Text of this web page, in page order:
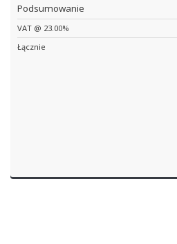
Podsumowanie
VAT @ 23.00%
Łącznie